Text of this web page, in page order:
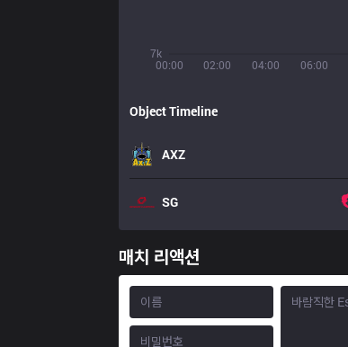
00:00 02:00 04:00 06:00
7k
Object Timeline
AXZ
SG
매치 리액션